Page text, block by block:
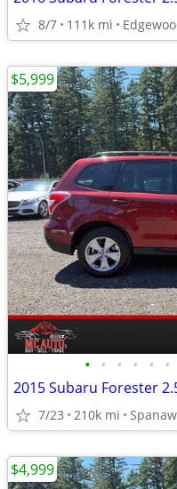
8/7 111k mi
• • • • • •
2015 Subaru Forester
7/23 210k mi
$5,999
$4,999